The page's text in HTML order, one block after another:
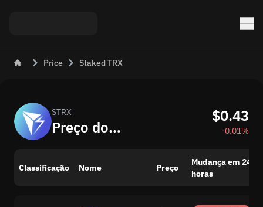
Price Staked TRX
STRX
Preço do Token Staked TRX (STRX) Hoje
$0.43
-0.01%
Classificação Nome Preço
Mudança em 24
horas